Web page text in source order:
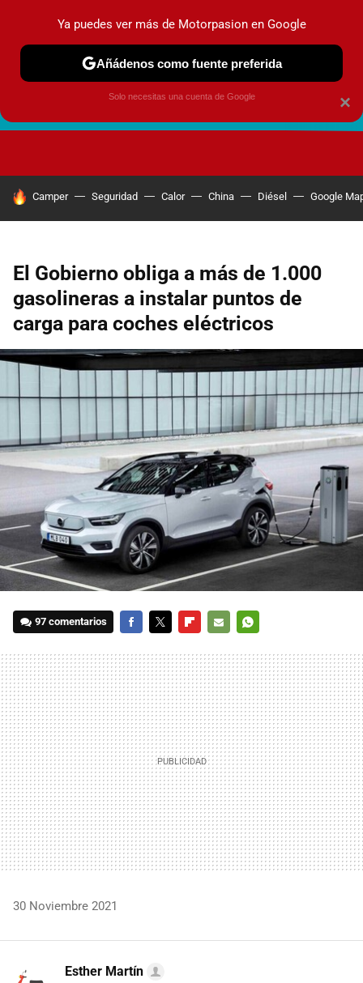
HOY SE HABLA DE
Camper Seguridad Calor China Diésel Google
El Gobierno obliga a más de 1.000
gasolineras a instalar puntos de
carga para coches eléctricos
97 comentarios
MAIL
30 Noviembre 2021
Esther Martín
×
Ya puedes ver más de Motorpasion en Google
Añádenos como fuente preferida
Solo necesitas una cuenta de Google